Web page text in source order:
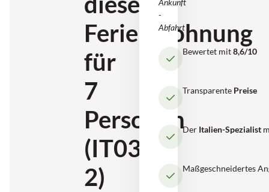
Ferienwohnung
für
7
Personen
(IT0361-
2)
Ankunft
-
Abfahrt
Bewertet mit8,6/10
Transparente Preise
Der Italien-Spezialist
Maßgeschneidertes